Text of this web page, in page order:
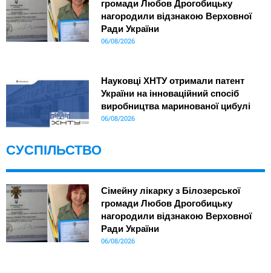
громади Любов Дрогобицьку
нагородили відзнакою Верховної
Ради України
06/08/2026
Науковці ХНТУ отримали патент
України на інноваційний спосіб
виробництва маринованої цибулі
06/08/2026
СУСПІЛЬСТВО
Сімейну лікарку з Білозерської
громади Любов Дрогобицьку
нагородили відзнакою Верховної
Ради України
06/08/2026